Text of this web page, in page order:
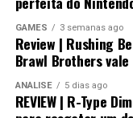
Switch 2 e
Switch 1
GAMES 3 semanas ago
Review | Rushing
Brawl Brothers vale
ANÁLISE 5 dias ago
REVIEW | R-Type